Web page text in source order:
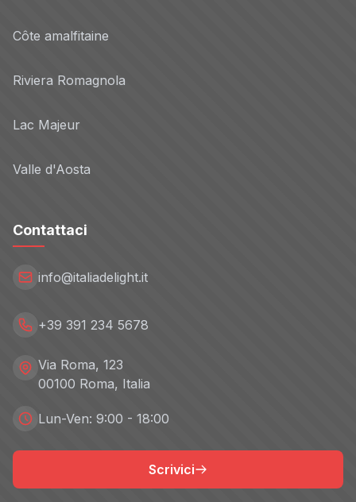
Côte amalfitaine
Riviera Romagnola
Lac Majeur
Valle d'Aosta
Contattaci
info@italiadelight.it
+39 391 234 5678
Via Roma, 123
00100 Roma, Italia
Lun-Ven: 9:00 - 18:00
Scrivici